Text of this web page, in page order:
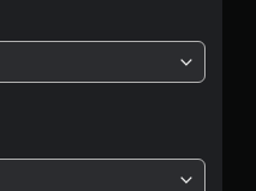
段
階
の